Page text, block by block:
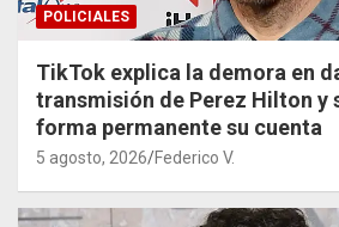
POLICIALES
TikTok explica la demora en
transmisión de Perez Hilton y
forma permanente su cuenta
5 agosto, 2026 Federico V.